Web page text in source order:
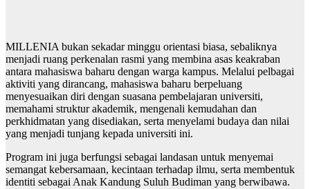
MILLENIA bukan sekadar minggu orientasi biasa, sebaliknya
menjadi ruang perkenalan rasmi yang membina asas keakraban
antara mahasiswa baharu dengan warga kampus. Melalui pelbagai
aktiviti yang dirancang, mahasiswa baharu berpeluang
menyesuaikan diri dengan suasana pembelajaran universiti,
memahami struktur akademik, mengenali kemudahan dan
perkhidmatan yang disediakan, serta menyelami budaya dan nilai
yang menjadi tunjang kepada universiti ini.
Program ini juga berfungsi sebagai landasan untuk menyemai
semangat kebersamaan, kecintaan terhadap ilmu, serta membentuk
identiti sebagai Anak Kandung Suluh Budiman yang berwibawa.